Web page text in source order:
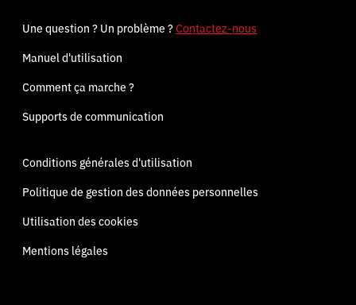
Une question ? Un problème ?Contactez-nous
Manuel d'utilisation
Comment ça marche ?
Supports de communication
Conditions générales d'utilisation
Politique de gestion des données personnelles
Utilisation des cookies
Mentions légales